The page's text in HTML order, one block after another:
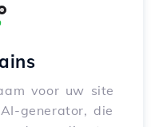
voor uw site
generator, die